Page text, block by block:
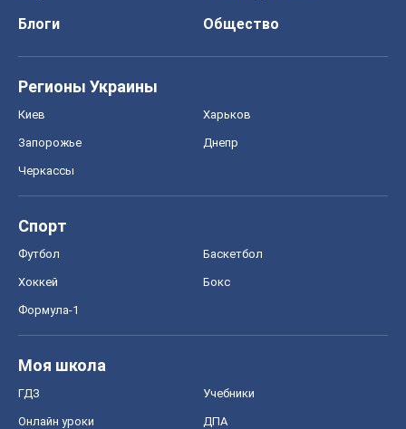
Блоги
Общество
Регионы Украины
Киев Харьков
Запорожье Днепр
Черкассы
Спорт
Футбол Баскетбол
Хоккей Бокс
Формула-1
Моя школа
ГДЗ Учебники
Онлайн уроки ДПА